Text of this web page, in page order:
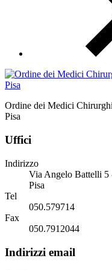
Ordine dei Medici
Pisa
Uffici
Indirizzo
Via Angelo Battelli 5
Pisa
Tel
050.579714
Fax
050.7912044
Indirizzi email